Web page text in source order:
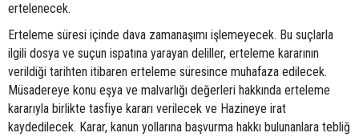
ertelenecek.
Erteleme süresi içinde dava zamanaşımı işlemeyecek. Bu suçlarla
ilgili dosya ve suçun ispatına yarayan deliller, erteleme kararının
verildiği tarihten itibaren erteleme süresince muhafaza edilecek.
Müsadereye konu eşya ve malvarlığı değerleri hakkında erteleme
kararıyla birlikte tasfiye kararı verilecek ve Hazineye irat
kaydedilecek. Karar, kanun yollarına başvurma hakkı bulunanlara tebliğ